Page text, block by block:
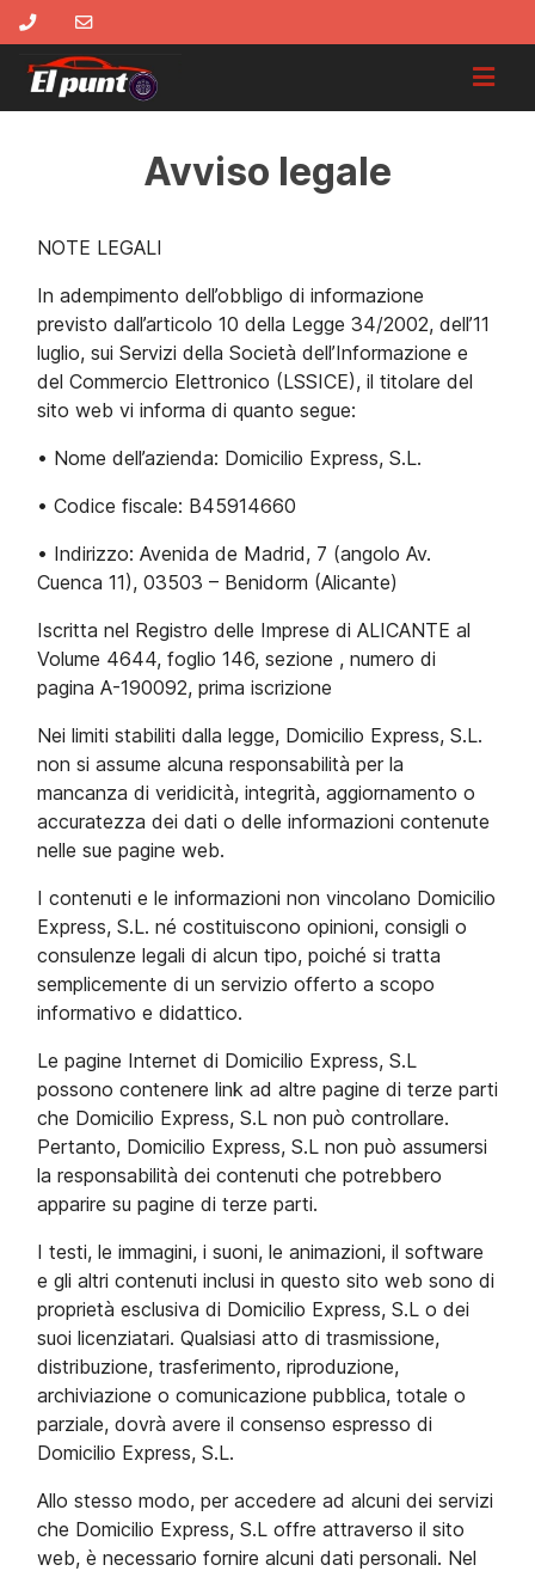
Avviso legale
NOTE LEGALI
In adempimento dell’obbligo di informazione
previsto dall’articolo 10 della Legge 34/2002, dell’11
luglio, sui Servizi della Società dell’Informazione e
del Commercio Elettronico (LSSICE), il titolare del
sito web vi informa di quanto segue:
• Nome dell’azienda: Domicilio Express, S.L.
• Codice fiscale: B45914660
• Indirizzo: Avenida de Madrid, 7 (angolo Av.
Cuenca 11), 03503 – Benidorm (Alicante)
Iscritta nel Registro delle Imprese di ALICANTE al
Volume 4644, foglio 146, sezione , numero di
pagina A-190092, prima iscrizione
Nei limiti stabiliti dalla legge, Domicilio Express, S.L.
non si assume alcuna responsabilità per la
mancanza di veridicità, integrità, aggiornamento o
accuratezza dei dati o delle informazioni contenute
nelle sue pagine web.
I contenuti e le informazioni non vincolano Domicilio
Express, S.L. né costituiscono opinioni, consigli o
consulenze legali di alcun tipo, poiché si tratta
semplicemente di un servizio offerto a scopo
informativo e didattico.
Le pagine Internet di Domicilio Express, S.L
possono contenere link ad altre pagine di terze parti
che Domicilio Express, S.L non può controllare.
Pertanto, Domicilio Express, S.L non può assumersi
la responsabilità dei contenuti che potrebbero
apparire su pagine di terze parti.
I testi, le immagini, i suoni, le animazioni, il software
e gli altri contenuti inclusi in questo sito web sono di
proprietà esclusiva di Domicilio Express, S.L o dei
suoi licenziatari. Qualsiasi atto di trasmissione,
distribuzione, trasferimento, riproduzione,
archiviazione o comunicazione pubblica, totale o
parziale, dovrà avere il consenso espresso di
Domicilio Express, S.L.
Allo stesso modo, per accedere ad alcuni dei servizi
che Domicilio Express, S.L offre attraverso il sito
web, è necessario fornire alcuni dati personali. Nel